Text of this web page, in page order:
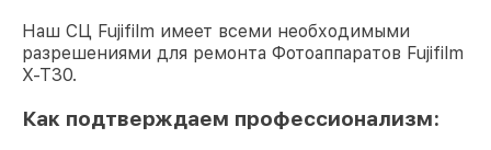
Наш СЦ Fujifilm имеет всеми необходимыми
разрешениями для ремонта Фотоаппаратов Fujifilm
X-T30.
Как подтверждаем профессионализм: